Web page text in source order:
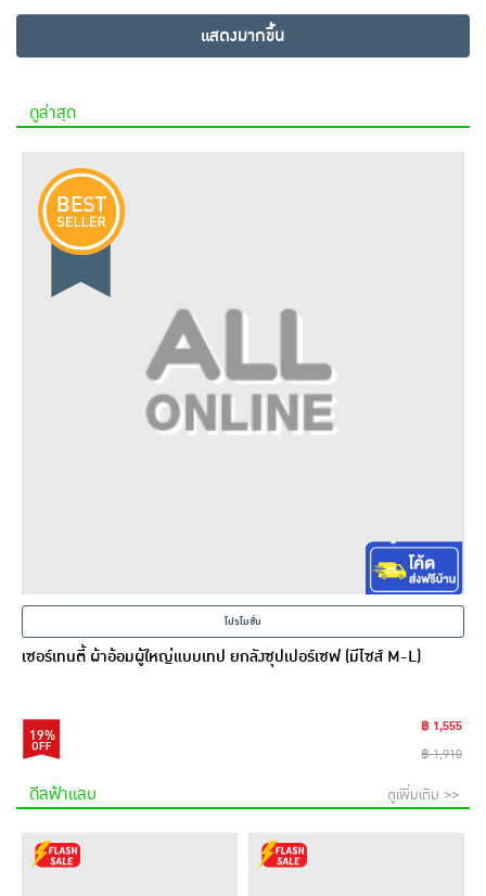
แสดงมากขึ้น
ดูล่าสุด
โปรโมชั่น
เซอร์เทนตี้ ผ้าอ้อมผู้ใหญ่แบบเทป ยกลังซุปเปอร์เซฟ (มีไซส์ M-L)
19%
฿ 1,555
฿ 1,910
ดีลฟ้าแลบ ดูเพิ่มเติม >>